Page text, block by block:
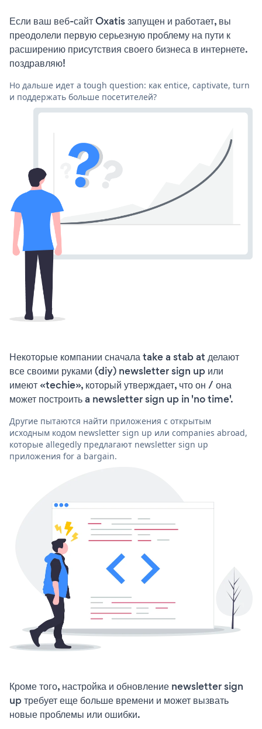
Если ваш веб-сайт Oxatis запущен и работает, вы
преодолели первую серьезную проблему на пути к
расширению присутствия своего бизнеса в интернете.
поздравляю!
Но дальше идет a tough question: как entice, captivate, turn
и поддержать больше посетителей?
Некоторые компании сначала take a stab at делают
все своими руками (diy) newsletter sign up или
имеют «techie», который утверждает, что он / она
может построить a newsletter sign up in 'no time'.
Другие пытаются найти приложения с открытым
исходным кодом newsletter sign up или companies abroad,
которые allegedly предлагают newsletter sign up
приложения for a bargain.
Кроме того, настройка и обновление newsletter sign
up требует еще больше времени и может вызвать
новые проблемы или ошибки.